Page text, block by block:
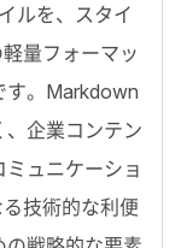
ルを、スタイ
量フォーマッ
。 Markdown
企業コンテン
ュニケーショ
技術的な利便